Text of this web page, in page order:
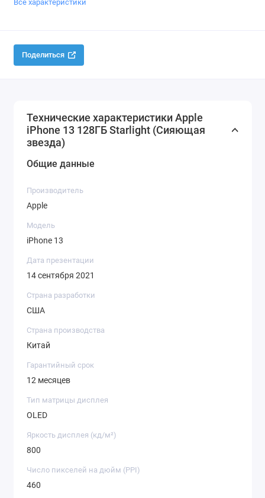
Все характеристики
Поделиться
Технические характеристики Apple
iPhone 13 128ГБ Starlight (Сияющая
звезда)
Общие данные
Производитель
Apple
Модель
iPhone 13
Дата презентации
14 сентября 2021
Страна разработки
США
Страна производства
Китай
Гарантийный срок
12 месяцев
Тип матрицы дисплея
OLED
Яркость дисплея (кд/ м²)
800
Число пикселей на дюйм (PPI)
460